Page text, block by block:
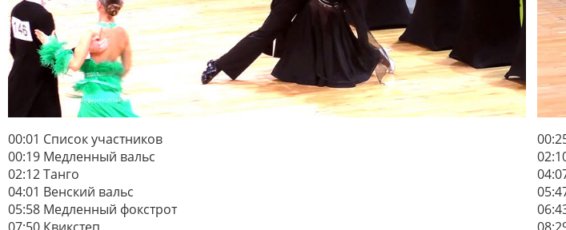
00:01 Список участников
00:19 Медленный вальс
02:12 Танго
04:01 Венский вальс
05:58 Медленный фокстрот